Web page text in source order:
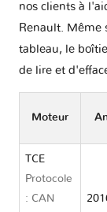
nos clients à
Renault. Même
tableau, le
de lire et
Moteur
TCE
Protocole
: CAN